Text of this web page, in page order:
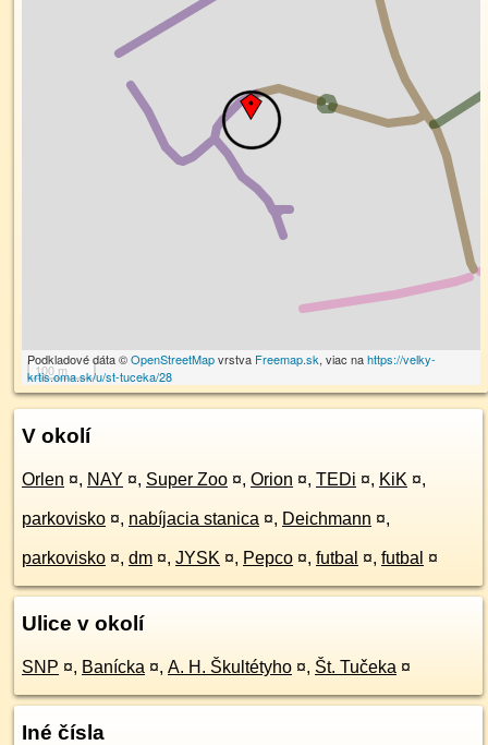
100 m
Podkladové dáta ©OpenStreetMapvrstva Freemap.sk, viac nahttps://velky-
krtis.oma.sk/u/st-tuceka/28
V okolí
Orlen ¤, NAY ¤, Super Zoo ¤, Orion ¤, TEDi ¤, KiK ¤,
parkovisko ¤, nabíjacia stanica ¤, Deichmann ¤,
parkovisko ¤, dm ¤, JYSK ¤, Pepco ¤, futbal ¤, futbal ¤
Ulice v okolí
SNP ¤, Banícka ¤, A. H. Škultétyho ¤, Št. Tučeka ¤
Iné čísla